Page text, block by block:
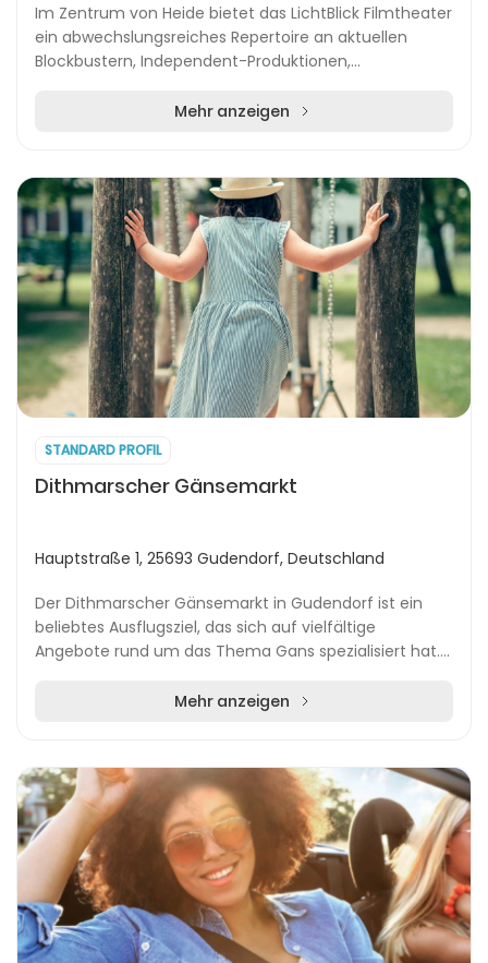
Im Zentrum von Heide bietet das LichtBlick Filmtheater
ein abwechslungsreiches Repertoire an aktuellen
Blockbustern, Independent-Produktionen,
Mehr anzeigen
STANDARD PROFIL
Dithmarscher Gänsemarkt
Hauptstraße 1, 25693 Gudendorf, Deutschland
Der Dithmarscher Gänsemarkt in Gudendorf ist ein
beliebtes Ausflugsziel, das sich auf vielfältige
Angebote rund um das Thema Gans spezialisiert hat.
Mehr anzeigen